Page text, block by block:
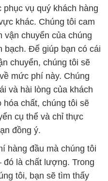
vụ quý khách hàng
khác. Chúng tôi cam
vận chuyển của chúng
bạch. Để giúp bạn có cái
chuyển, chúng tôi sẽ
mức phí này. Chúng
và hài lòng của khách
chất, chúng tôi sẽ
cụ thể và chỉ thực
đồng ý.
hàng đầu mà chúng tôi
đó là chất lượng. Trong
tôi, bạn sẽ tìm thấy